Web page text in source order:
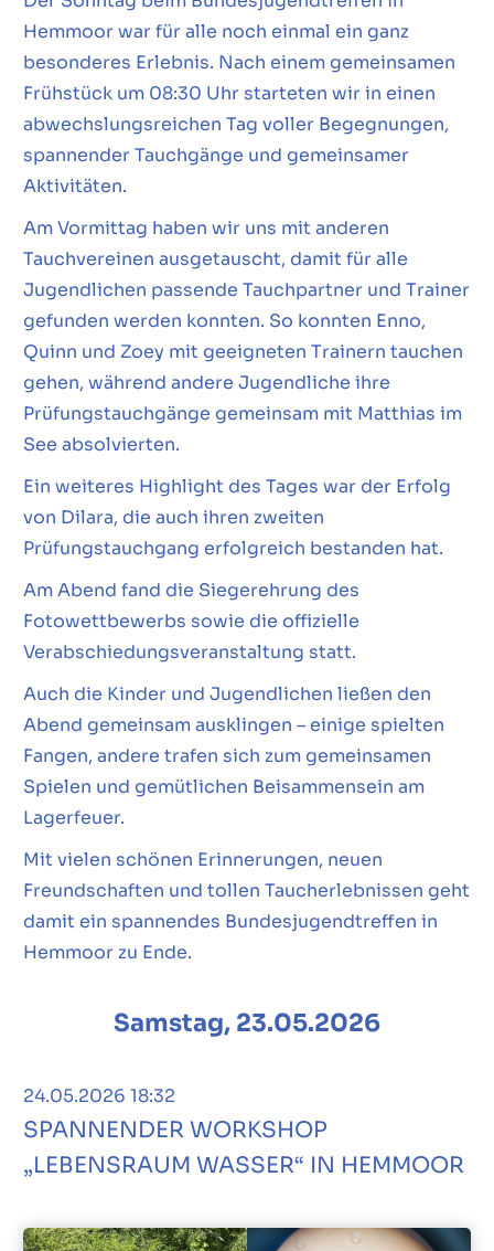
Hemmoor war für alle noch einmal ein ganz
besonderes Erlebnis. Nach einem gemeinsamen
Frühstück um 08:30 Uhr starteten wir in einen
abwechslungsreichen Tag voller Begegnungen,
spannender Tauchgänge und gemeinsamer
Aktivitäten.
Am Vormittag haben wir uns mit anderen
Tauchvereinen ausgetauscht, damit für alle
Jugendlichen passende Tauchpartner und Trainer
gefunden werden konnten. So konnten Enno,
Quinn und Zoey mit geeigneten Trainern tauchen
gehen, während andere Jugendliche ihre
Prüfungstauchgänge gemeinsam mit Matthias im
See absolvierten.
Ein weiteres Highlight des Tages war der Erfolg
von Dilara, die auch ihren zweiten
Prüfungstauchgang erfolgreich bestanden hat.
Am Abend fand die Siegerehrung des
Fotowettbewerbs sowie die offizielle
Verabschiedungsveranstaltung statt.
Auch die Kinder und Jugendlichen ließen den
Abend gemeinsam ausklingen – einige spielten
Fangen, andere trafen sich zum gemeinsamen
Spielen und gemütlichen Beisammensein am
Lagerfeuer.
Mit vielen schönen Erinnerungen, neuen
Freundschaften und tollen Taucherlebnissen geht
damit ein spannendes Bundesjugendtreffen in
Hemmoor zu Ende.
Samstag, 23.05.2026
24.05.2026 18:32
SPANNENDER WORKSHOP
„LEBENSRAUM WASSER“ IN HEMMOOR